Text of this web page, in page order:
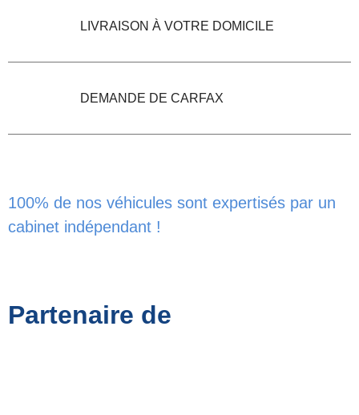
LIVRAISON À VOTRE DOMICILE
DEMANDE DE CARFAX
100% de nos véhicules sont expertisés par un
cabinet indépendant !
Partenaire de